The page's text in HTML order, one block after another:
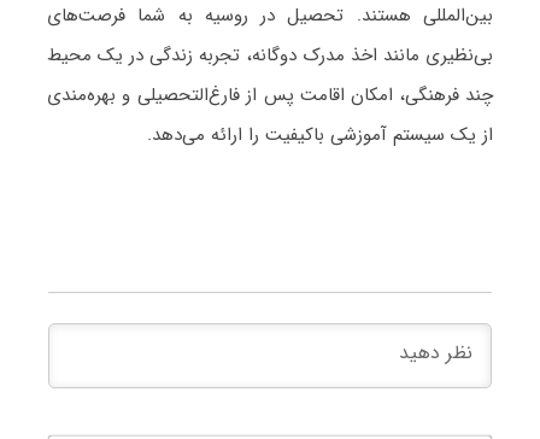
بین‌المللی هستند. تحصیل در روسیه به شما فرصت‌های
بی‌نظیری مانند اخذ مدرک دوگانه، تجربه زندگی در یک محیط
چند فرهنگی، امکان اقامت پس از فارغ‌التحصیلی و بهره‌مندی
از یک سیستم آموزشی باکیفیت را ارائه می‌دهد.